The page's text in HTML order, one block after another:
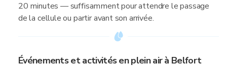
20 minutes — suffisamment pour attendre le passage
de la cellule ou partir avant son arrivée.
Événements et activités en plein air à Belfort